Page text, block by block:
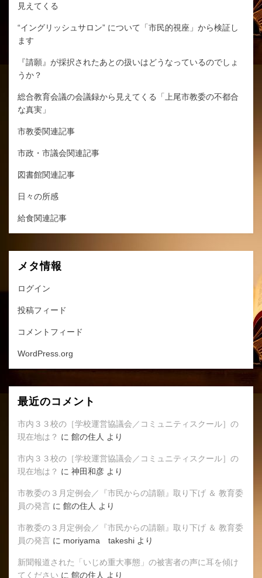
見えてくる
“イングリッシュサロン” について「市民的視座」から検証し
ます
『請願』が採択されたあとの扱いはどうなっているのでしょ
うか？
総合教育会議の会議録から見えてくる「上尾市教委の不都合
な真実」
市教委関連記事
市政・市議会関連記事
図書館関連記事
日々の所感
給食関連記事
メタ情報
ログイン
投稿フィード
コメントフィード
WordPress.org
最近のコメント
市内３３校の［学校運営協議会／コミュニティスクール］の
現在地は？ に 館の住人 より
市内３３校の［学校運営協議会／コミュニティスクール］の
現在地は？ に 神田和彦 より
市教委の３月定例会／『市民からの請願』取り下げ ＆ 教育委
員の発言 に 館の住人 より
市教委の３月定例会／『市民からの請願』取り下げ ＆ 教育委
員の発言 に moriyama takeshi より
新聞報道された「いじめ重大事態」の被害者の声に耳を傾け
てください に 館の住人 より